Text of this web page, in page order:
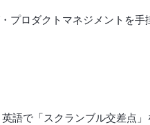
プロダクトマネジメントを手
語で「スクランブル交差点